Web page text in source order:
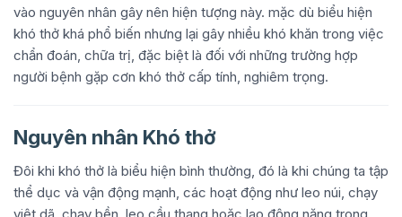
vào nguyên nhân gây nên hiện tượng này. mặc dù biểu hiện
khó thở khá phổ biến nhưng lại gây nhiều khó khăn trong việc
chẩn đoán, chữa trị, đặc biệt là đối với những trường hợp
người bệnh gặp cơn khó thở cấp tính, nghiêm trọng.
Nguyên nhân Khó thở
Đôi khi khó thở là biểu hiện bình thường, đó là khi chúng ta tập
thể dục và vận động mạnh, các hoạt động như leo núi, chạy